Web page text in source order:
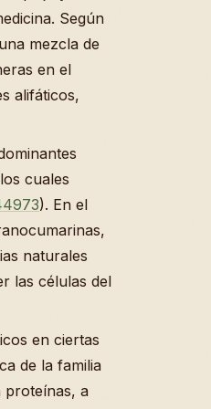
Según
mezcla de
en el
alifáticos,
cuales
). En el
naturales
las células del
en ciertas
de la familia
proteínas, a